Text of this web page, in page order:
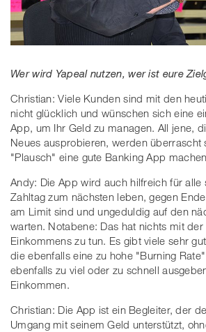
Wer wird Yapeal nutzen, wer ist eure
Christian: Viele Kunden sind mit den
nicht glücklich und wünschen sich eine
App, um Ihr Geld zu managen. All jene,
Neues ausprobieren, werden überrascht
"Plausch" eine gute Banking App
Andy: Die App wird auch hilfreich für alle
Zahltag zum nächsten leben, gegen
am Limit sind und ungeduldig auf den
warten. Notabene: Das hat nichts mit der
Einkommens zu tun. Es gibt viele sehr
die ebenfalls eine zu hohe "Burning
ebenfalls zu viel oder zu schnell
Einkommen.
Christian: Die App ist ein Begleiter, der
Umgang mit seinem Geld unterstützt,